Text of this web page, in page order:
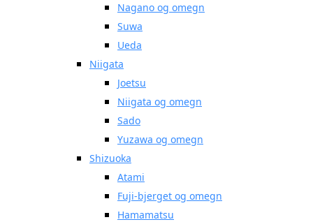
Nagano og omegn
Suwa
Ueda
Niigata
Joetsu
Niigata og omegn
Sado
Yuzawa og omegn
Shizuoka
Atami
Fuji-bjerget og omegn
Hamamatsu